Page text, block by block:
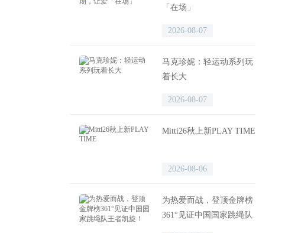
「在场」
2026-08-07
马克珍妮：轻运动系列玩
着长大
2026-08-07
Mitti26秋上新PLAY TIME
2026-08-06
为热爱而战，登顶金牌榜
361°见证中国国家跳绳队